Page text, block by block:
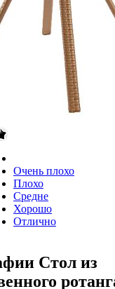
Очень плохо
Плохо
Средне
Хорошо
Отлично
Стол из